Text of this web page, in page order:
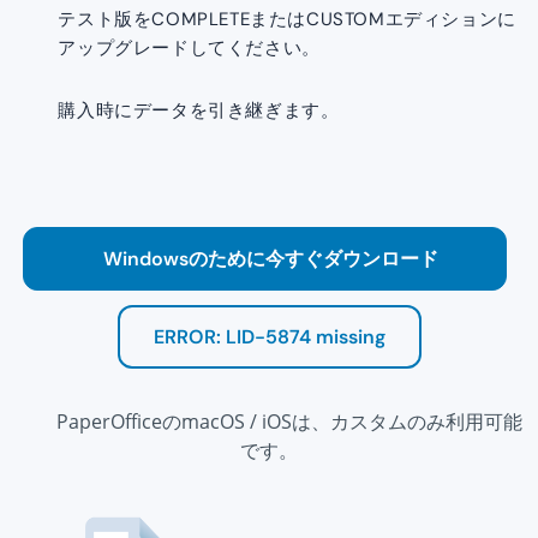
テスト版をCOMPLETEまたはCUSTOMエディションに
アップグレードしてください。
購入時にデータを引き継ぎます。
Windowsのために今すぐダウンロード
ERROR: LID-5874 missing
PaperOfficeのmacOS / iOSは、カスタムのみ利用可能
です。